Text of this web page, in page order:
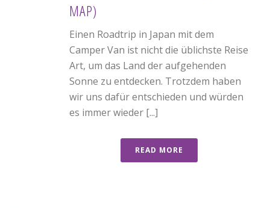
MAP)
Einen Roadtrip in Japan mit dem
Camper Van ist nicht die üblichste Reise
Art, um das Land der aufgehenden
Sonne zu entdecken. Trotzdem haben
wir uns dafür entschieden und würden
es immer wieder [...]
READ MORE